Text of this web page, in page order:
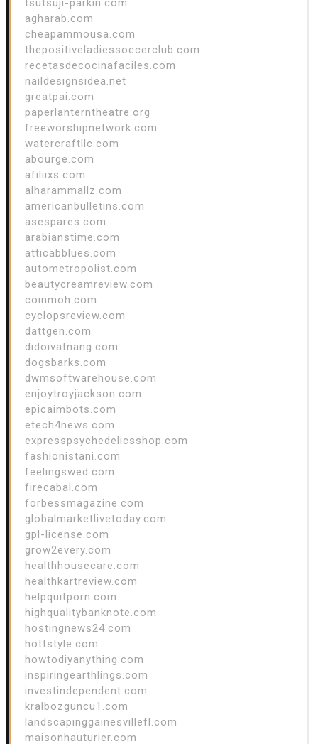
tsutsuji-parkin.com
agharab.com
cheapammousa.com
thepositiveladiessoccerclub.com
recetasdecocinafaciles.com
naildesignsidea.net
greatpai.com
paperlanterntheatre.org
freeworshipnetwork.com
watercraftllc.com
abourge.com
afiliixs.com
alharammallz.com
americanbulletins.com
asespares.com
arabianstime.com
atticabblues.com
autometropolist.com
beautycreamreview.com
coinmoh.com
cyclopsreview.com
dattgen.com
didoivatnang.com
dogsbarks.com
dwmsoftwarehouse.com
enjoytroyjackson.com
epicaimbots.com
etech4news.com
expresspsychedelicsshop.com
fashionistani.com
feelingswed.com
firecabal.com
forbessmagazine.com
globalmarketlivetoday.com
gpl-license.com
grow2every.com
healthhousecare.com
healthkartreview.com
helpquitporn.com
highqualitybanknote.com
hostingnews24.com
hottstyle.com
howtodiyanything.com
inspiringearthlings.com
investindependent.com
kralbozguncu1.com
landscapinggainesvillefl.com
maisonhauturier.com